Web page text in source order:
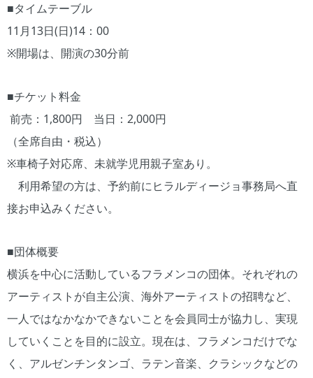
■タイムテーブル
11月13日(日)14：00
※開場は、開演の30分前
■チケット料金
前売：1,800円 当日：2,000円
（全席自由・税込）
※車椅子対応席、未就学児用親子室あり。
利用希望の方は、予約前にヒラルディージョ事務局へ直
接お申込みください。
■団体概要
横浜を中心に活動しているフラメンコの団体。それぞれの
アーティストが自主公演、海外アーティストの招聘など、
一人ではなかなかできないことを会員同士が協力し、実現
していくことを目的に設立。現在は、フラメンコだけでな
く、アルゼンチンタンゴ、ラテン音楽、クラシックなどの